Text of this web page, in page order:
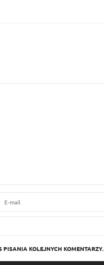
KOLEJNYCH KOMENTARZY.